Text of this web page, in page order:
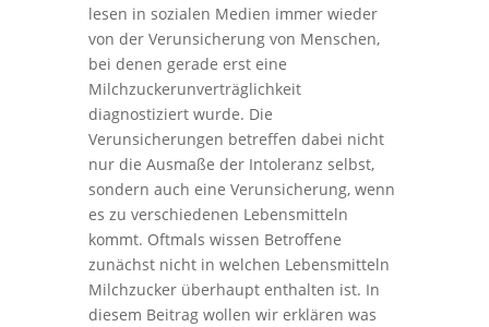
lesen in sozialen Medien immer wieder
von der Verunsicherung von Menschen,
bei denen gerade erst eine
Milchzuckerunverträglichkeit
diagnostiziert wurde. Die
Verunsicherungen betreffen dabei nicht
nur die Ausmaße der Intoleranz selbst,
sondern auch eine Verunsicherung, wenn
es zu verschiedenen Lebensmitteln
kommt. Oftmals wissen Betroffene
zunächst nicht in welchen Lebensmitteln
Milchzucker überhaupt enthalten ist. In
diesem Beitrag wollen wir erklären was